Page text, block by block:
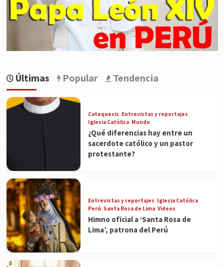
Últimas Popular Tendencia
Catequesis Entrevistas y reportajes
Iglesia Católica Mundo
¿Qué diferencias hay entre un
sacerdote católico y un pastor
protestante?
Entrevistas y reportajes Iglesia Católica
Perú Santa Rosa de Lima Videos
Himno oficial a ‘Santa Rosa de
Lima’, patrona del Perú